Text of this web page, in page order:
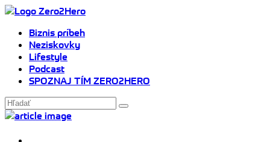
Biznis príbeh
Neziskovky
Lifestyle
Podcast
SPOZNAJ TÍM ZERO2HERO